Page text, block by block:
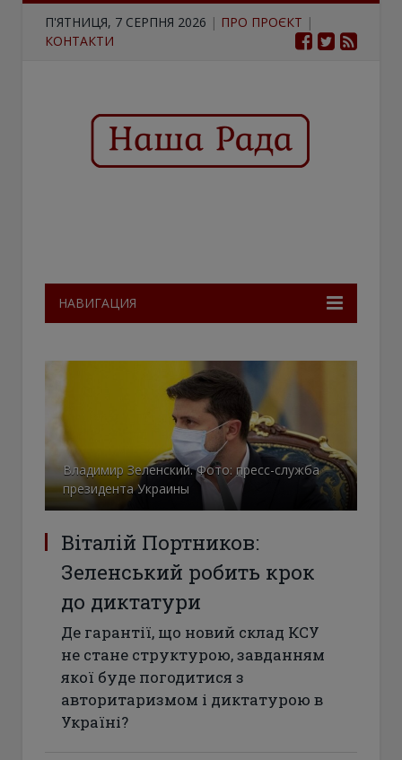
П'ЯТНИЦЯ, 7 СЕРПНЯ 2026 | ПРО ПРОЄКТ |
КОНТАКТИ
НАВИГАЦИЯ
Владимир Зеленский. Фото: пресс-служба
президента Украины
Віталій Портников:
Зеленський робить крок
до диктатури
Де гарантії, що новий склад КСУ
не стане структурою, завданням
якої буде погодитися з
авторитаризмом і диктатурою в
Україні?